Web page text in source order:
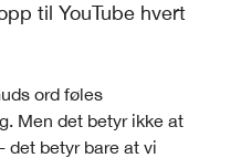
til YouTube hvert
ord føles
Men det betyr ikke at
det betyr bare at vi